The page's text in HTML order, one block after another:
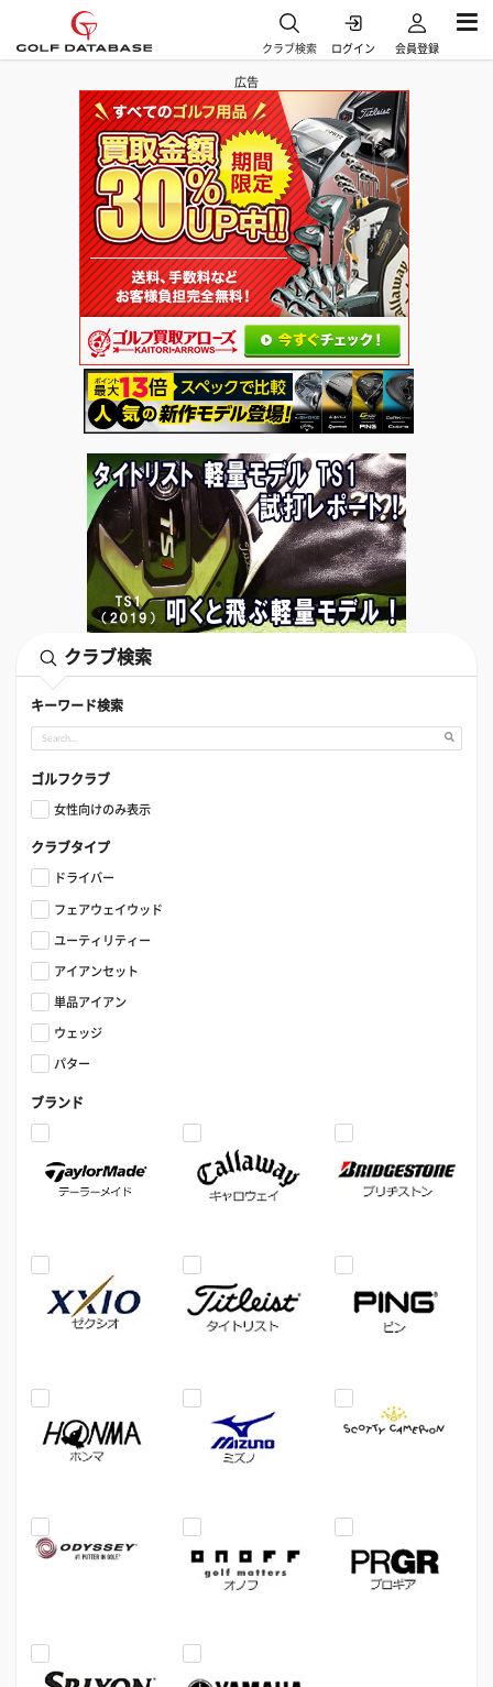
クラブ検索 ログイン 会員登録
広告
クラブ検索
キーワード検索
ゴルフクラブ
女性向けのみ表示
クラブタイプ
ドライバー
フェアウェイウッド
ユーティリティー
アイアンセット
単品アイアン
ウェッジ
パター
ブランド